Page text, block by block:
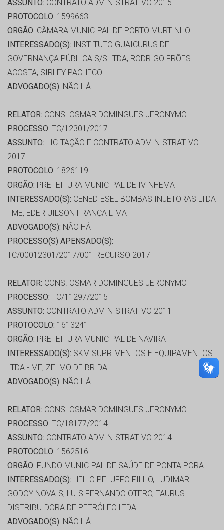
ASSUNTO: CONTRATO ADMINISTRATIVO 2015
PROTOCOLO: 1599663
ORGÃO: CÂMARA MUNICIPAL DE PORTO MURTINHO
INTERESSADO(S): INSTITUTO GUAICURUS DE
GOVERNANÇA PÚBLICA S/S LTDA, RODRIGO FRÕES
ACOSTA, SIRLEY PACHECO
ADVOGADO(S): NÃO HÁ
RELATOR: CONS. OSMAR DOMINGUES JERONYMO
PROCESSO: TC/12301/2017
ASSUNTO: LICITAÇÃO E CONTRATO ADMINISTRATIVO
2017
PROTOCOLO: 1826119
ORGÃO: PREFEITURA MUNICIPAL DE IVINHEMA
INTERESSADO(S): CENEDIESEL BOMBAS INJETORAS LTDA
- ME, EDER UILSON FRANÇA LIMA
ADVOGADO(S): NÃO HÁ
PROCESSO(S) APENSADO(S):
TC/00012301/2017/001 RECURSO 2017
RELATOR: CONS. OSMAR DOMINGUES JERONYMO
PROCESSO: TC/11297/2015
ASSUNTO: CONTRATO ADMINISTRATIVO 2011
PROTOCOLO: 1613241
ORGÃO: PREFEITURA MUNICIPAL DE NAVIRAI
INTERESSADO(S): SKM SUPRIMENTOS E EQUIPAMENTOS
LTDA - ME, ZELMO DE BRIDA
ADVOGADO(S): NÃO HÁ
RELATOR: CONS. OSMAR DOMINGUES JERONYMO
PROCESSO: TC/18177/2014
ASSUNTO: CONTRATO ADMINISTRATIVO 2014
PROTOCOLO: 1562516
ORGÃO: FUNDO MUNICIPAL DE SAÚDE DE PONTA PORA
INTERESSADO(S): HELIO PELUFFO FILHO, LUDIMAR
GODOY NOVAIS, LUIS FERNANDO OTERO, TAURUS
DISTRIBUIDORA DE PETRÓLEO LTDA
ADVOGADO(S): NÃO HÁ